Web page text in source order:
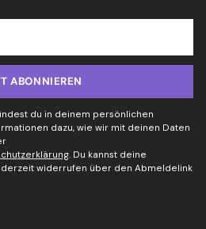
ABONNIEREN
du in deinem persönlichen
dazu, wie wir mit deinen Daten
. Du kannst deine
widerrufen über den Abmeldelink